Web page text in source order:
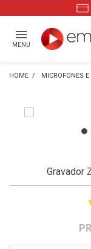
ATÉ
MENU
MICROFONES
Gravador